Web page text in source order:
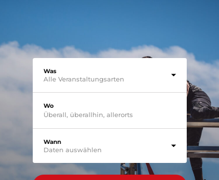
Was
Alle Veranstaltungsarten
Wo
Wann
Daten auswählen